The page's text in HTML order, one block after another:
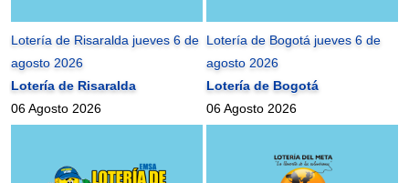
Lotería de Risaralda jueves 6 de
agosto 2026
Lotería de Risaralda
06 Agosto 2026
Lotería de Bogotá jueves 6 de
agosto 2026
Lotería de Bogotá
06 Agosto 2026